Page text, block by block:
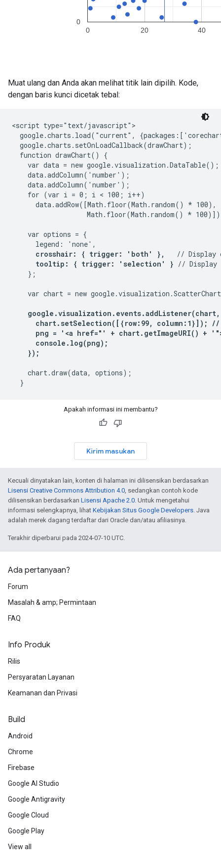
Muat ulang dan Anda akan melihat titik lain dipilih. Kode,
dengan baris kunci dicetak tebal:
<script type="text/javascript">
google.charts.load("current",
  google.charts.setOnLoadCallback(drawChart);
  function drawChart() {
    var data = new google.visualization.DataTable();
    data.addColumn('number');
    data.addColumn('number');
    for (var i = 0; i < 100; i++)
      data.addRow([Math.floor(Math.random() * 100),
Math.floor(Math.random() *
    var options = {
      legend: 'none',
crosshair: { trigger: 'both' },
// Display
tooltip: { trigger: 'selection' } // Display
    };
var chart = new
chart.setSelection([{row:99, column:1}]);
png = '<a href="' + chart.getImageURI() +
      console.log(png);
    });
    chart.draw(data, options);
Apakah informasi ini membantu?
Kirim masukan
Kecuali dinyatakan lain, konten di halaman ini dilisensikan berdasarkan
Lisensi Creative Commons Attribution 4.0 , sedangkan contoh kode
dilisensikan berdasarkan Lisensi Apache 2.0 . Untuk mengetahui
informasi selengkapnya, lihat Kebijakan Situs Google Developers . Java
adalah merek dagang terdaftar dari Oracle dan/atau afiliasinya.
Terakhir diperbarui pada 2024-07-10 UTC.
Ada pertanyaan?
Forum
Masalah & amp; Permintaan
FAQ
Info Produk
Rilis
Persyaratan Layanan
Keamanan dan Privasi
Build
Android
Chrome
Firebase
Google AI Studio
Google Antigravity
Google Cloud
Google Play
View all